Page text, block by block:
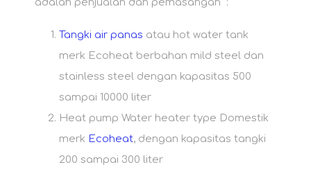
adalah penjualan dan pemasangan :
Tangki air panas atau hot water tank
merk Ecoheat berbahan mild steel dan
stainless steel dengan kapasitas 500
sampai 10000 liter
Heat pump Water heater type Domestik
merk Ecoheat, dengan kapasitas tangki
200 sampai 300 liter